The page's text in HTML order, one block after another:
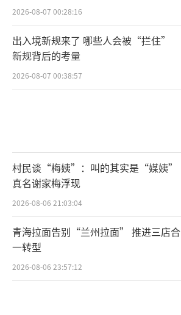
2026-08-07 00:28:16
出入境新规来了 哪些人会被“拦住”
新规背后的考量
2026-08-07 00:38:57
村民谈“梅姨”：叫的其实是“媒姨”
真名谢家梅浮现
2026-08-06 21:03:04
青海拉面告别“兰州拉面” 推进三店合
一转型
2026-08-06 23:57:12